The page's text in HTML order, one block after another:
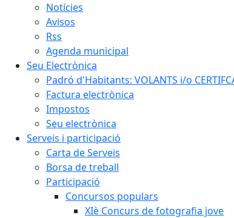
Notícies
Avisos
Rss
Agenda municipal
Seu Electrònica
Padró d'Habitants: VOLANTS i/o
Factura electrònica
Impostos
Seu electrònica
Serveis i participació
Carta de Serveis
Borsa de treball
Participació
Concursos populars
XIè Concurs de fotografia jove